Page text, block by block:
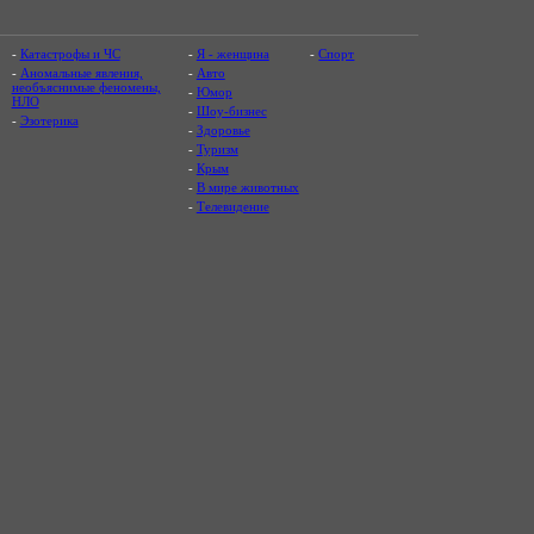
- Катастрофы и ЧС
- Аномальные явления,
необъяснимые феномены,
НЛО
- Эзотерика
- Я - женщина
- Авто
- Юмор
- Шоу-бизнес
- Здоровье
- Туризм
- Крым
- В мире животных
- Телевидение
-Спорт